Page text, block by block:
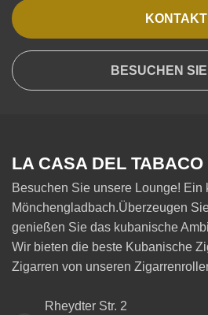
KONTAKT
BESUCHEN
LA CASA DEL TABACO
Besuchen Sie unsere Lounge! Ein
Mönchengladbach.Überzeugen
genießen Sie das kubanische
Wir bieten die beste Kubanische
Zigarren von unseren
Rheydter Str. 2